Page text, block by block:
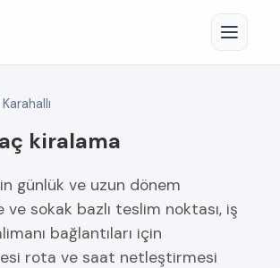
Karahallı
kiralama
günlük ve uzun dönem
ve sokak bazlı teslim noktası, iş
bağlantıları için
rota ve saat netleştirmesi